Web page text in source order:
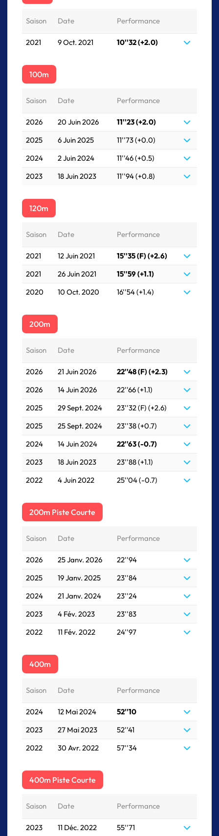
Saison Date Performance
2021 9 Oct. 2021 10''32 (+2.0)
100m
Saison Date Performance
2026 20 Juin 2026
11''23 (+2.0)
2025
6 Juin 2025
11''73 (+0.0)
2024
2 Juin 2024
11''46 (+0.5)
2023
18 Juin 2023 11''94 (+0.8)
120m
Saison Date Performance
2021 12 Juin 2021
15''35 (F) (+2.6)
2021
26 Juin 2021
15''59 (+1.1)
2020
10 Oct. 2020 16''54 (+1.4)
200m
Saison Date Performance
2026 21 Juin 2026
22''48 (F) (+2.3)
2026
14 Juin 2026
22''66 (+1.1)
2025
29 Sept. 2024
23''32 (F) (+2.6)
2025
25 Sept. 2024
23''38 (+0.7)
2024
14 Juin 2024
22''63 (-0.7)
2023
18 Juin 2023
23''88 (+1.1)
2022
4 Juin 2022 25''04 (-0.7)
200m Piste Courte
Saison Date Performance
2026 25 Janv. 2026
22''94
2025
19 Janv. 2025
23''84
2024
21 Janv. 2024
23''24
2023
4 Fév. 2023
23''83
2022
11 Fév. 2022 24''97
400m
Saison Date Performance
2024 12 Mai 2024
52''10
2023
27 Mai 2023
52''41
2022
30 Avr. 2022 57''34
400m Piste Courte
Saison Date Performance
2023 11 Déc. 2022 55''71